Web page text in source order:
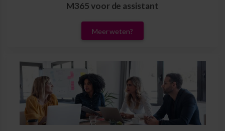
M365 voor de assistant
Meer weten?